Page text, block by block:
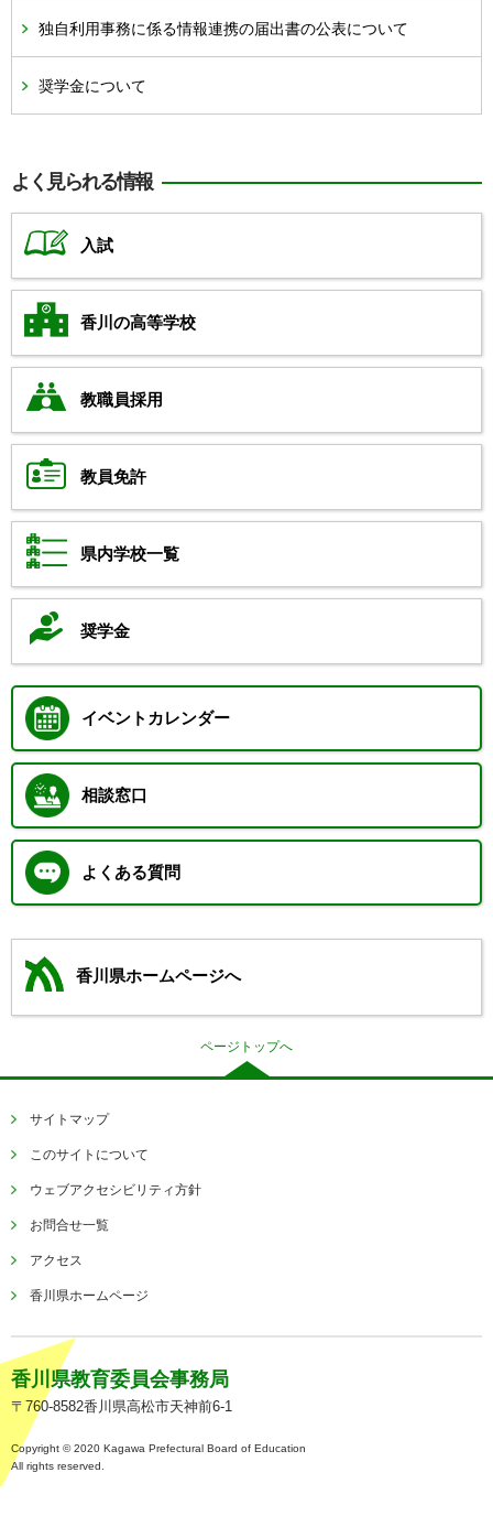
独自利用事務に係る情報連携の届出書の公表について
奨学金について
よく見られる情報
入試
香川の高等学校
教職員採用
教員免許
県内学校一覧
奨学金
イベントカレンダー
相談窓口
よくある質問
香川県ホームページへ
ページトップへ
サイトマップ
このサイトについて
ウェブアクセシビリティ方針
お問合せ一覧
アクセス
香川県ホームページ
香川県教育委員会事務局
〒760-8582香川県高松市天神前6-1
Copyright © 2020 Kagawa Prefectural Board of Education
All rights reserved.